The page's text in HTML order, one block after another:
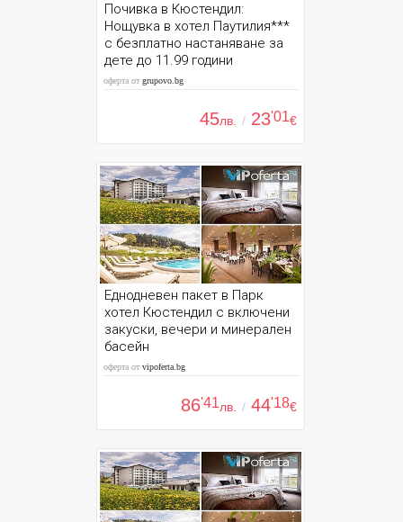
Почивка в Кюстендил:
Нощувка в хотел Паутилия***
с безплатно настаняване за
дете до 11.99 години
оферта отgrupovo.bg
45лв. / 23'01€
Еднодневен пакет в Парк
хотел Кюстендил с включени
закуски, вечери и минерален
басейн
оферта отvipoferta.bg
86'41лв. / 44'18€